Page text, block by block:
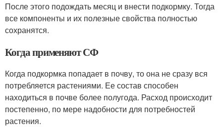
После этого подождать месяц и внести подкормку. Тогда
все компоненты и их полезные свойства полностью
сохранятся.
Когда применяют СФ
Когда подкормка попадает в почву, то она не сразу вся
потребляется растениями. Ее состав способен
находиться в почве более полугода. Расход происходит
постепенно, по мере надобности для потребностей
растения.